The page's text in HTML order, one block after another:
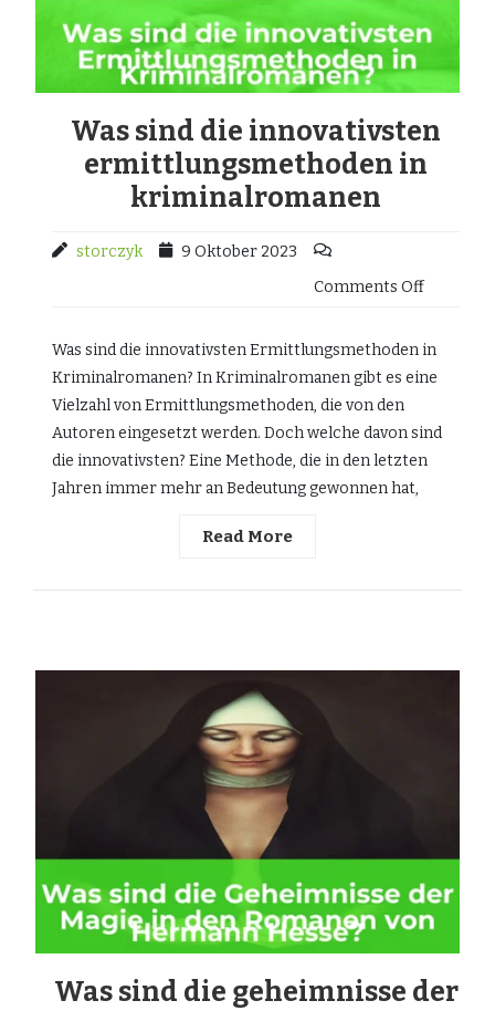
Was sind die innovativsten
ermittlungsmethoden in
kriminalromanen
storczyk
9 Oktober 2023
Comments Off
Was sind die innovativsten Ermittlungsmethoden in
Kriminalromanen? In Kriminalromanen gibt es eine
Vielzahl von Ermittlungsmethoden, die von den
Autoren eingesetzt werden. Doch welche davon sind
die innovativsten? Eine Methode, die in den letzten
Jahren immer mehr an Bedeutung gewonnen hat,
Read More
Was sind die geheimnisse der